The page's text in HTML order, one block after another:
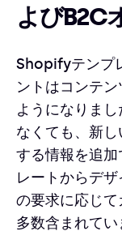
よびB2C
Shopifyテンプ
ントはコンテ
ようになりま
なくても、新
する情報を追
レートからデ
の要求に応じ
多数含まれて